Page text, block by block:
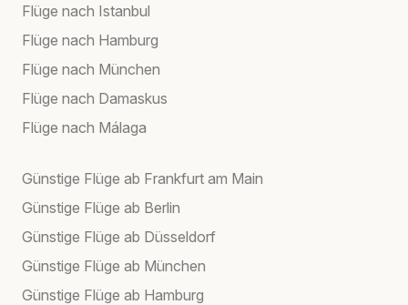
Flüge nach Istanbul
Flüge nach Hamburg
Flüge nach München
Flüge nach Damaskus
Flüge nach Málaga
Günstige Flüge ab Frankfurt am Main
Günstige Flüge ab Berlin
Günstige Flüge ab Düsseldorf
Günstige Flüge ab München
Günstige Flüge ab Hamburg